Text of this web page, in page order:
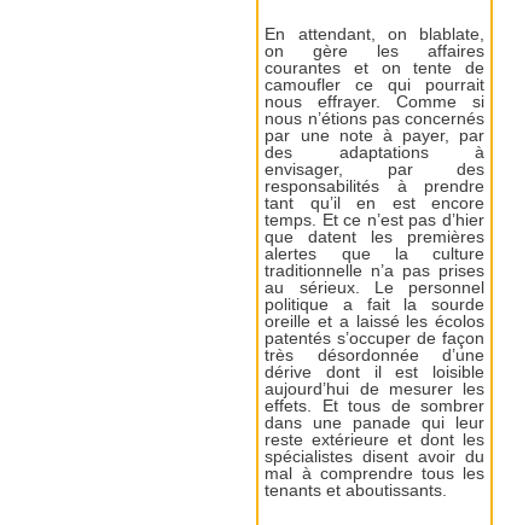
En attendant, on blablate,
on gère les affaires
courantes et on tente de
camoufler ce qui pourrait
nous effrayer. Comme si
nous n’étions pas concernés
par une note à payer, par
des adaptations à
envisager, par des
responsabilités à prendre
tant qu’il en est encore
temps. Et ce n’est pas d’hier
que datent les premières
alertes que la culture
traditionnelle n’a pas prises
au sérieux. Le personnel
politique a fait la sourde
oreille et a laissé les écolos
patentés s’occuper de façon
très désordonnée d’une
dérive dont il est loisible
aujourd’hui de mesurer les
effets. Et tous de sombrer
dans une panade qui leur
reste extérieure et dont les
spécialistes disent avoir du
mal à comprendre tous les
tenants et aboutissants.